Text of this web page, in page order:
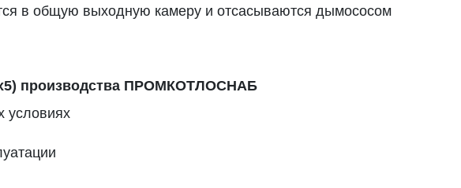
в общую выходную камеру и отсасываются дымососом
производства ПРОМКОТЛОСНАБ
условиях